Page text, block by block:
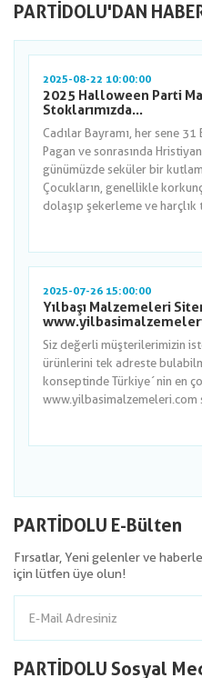
PARTIDOLU'DAN
2025-08-22 10:00:00
2025 Halloween Parti
Stoklarımızda...
Cadılar Bayramı, her sene
Pagan ve sonrasında
günümüzde seküler bir
Çocukların, genellikle
dolaşıp şekerleme ve harçlık
2025-07-26 15:00:00
Yılbaşı Malzemeleri
Siz değerli müşterilerimizin
ürünlerini tek adreste
konseptinde Türkiye´nin en
www.yilbasimalzemeleri.com
PARTİDOLU E-Bülten
Fırsatlar, Yeni gelenler ve
için lütfen üye olun!
PARTİDOLU Sosyal